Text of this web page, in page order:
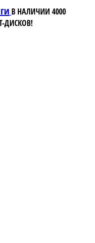
В НАЛИЧИИ 4000
ДИСКОВ!